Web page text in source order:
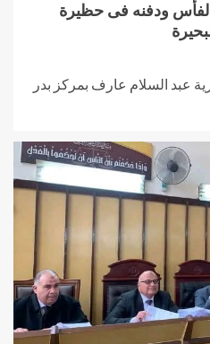
ودفنه فى حظيرة
عبد السلام عارف بمركز بدر